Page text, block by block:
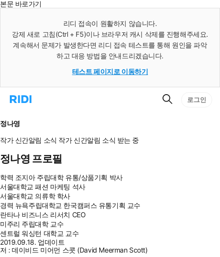
본문 바로가기
리디 접속이 원활하지 않습니다.
강제 새로 고침(Ctrl + F5)이나 브라우저 캐시 삭제를 진행해주세요.
계속해서 문제가 발생한다면 리디 접속 테스트를 통해 원인을 파악
하고 대응 방법을 안내드리겠습니다.
테스트 페이지로 이동하기
리
으
로
이
동
검
로그인
정나영
작가 신간알림 소식 작가 신간알림 소식 받는 중
정나영 프로필
학력 조지아 주립대학 유통/상품기획 박사
서울대학교 패션 마케팅 석사
서울대학교 의류학 학사
경력 뉴욕주립대학교 한국캠퍼스 유통기획 교수
란타나 비즈니스 리서치 CEO
미주리 주립대학 교수
센트럴 워싱턴 대학교 교수
2019.09.18. 업데이트
저 : 데이비드 미어먼 스콧 (David Meerman Scott)